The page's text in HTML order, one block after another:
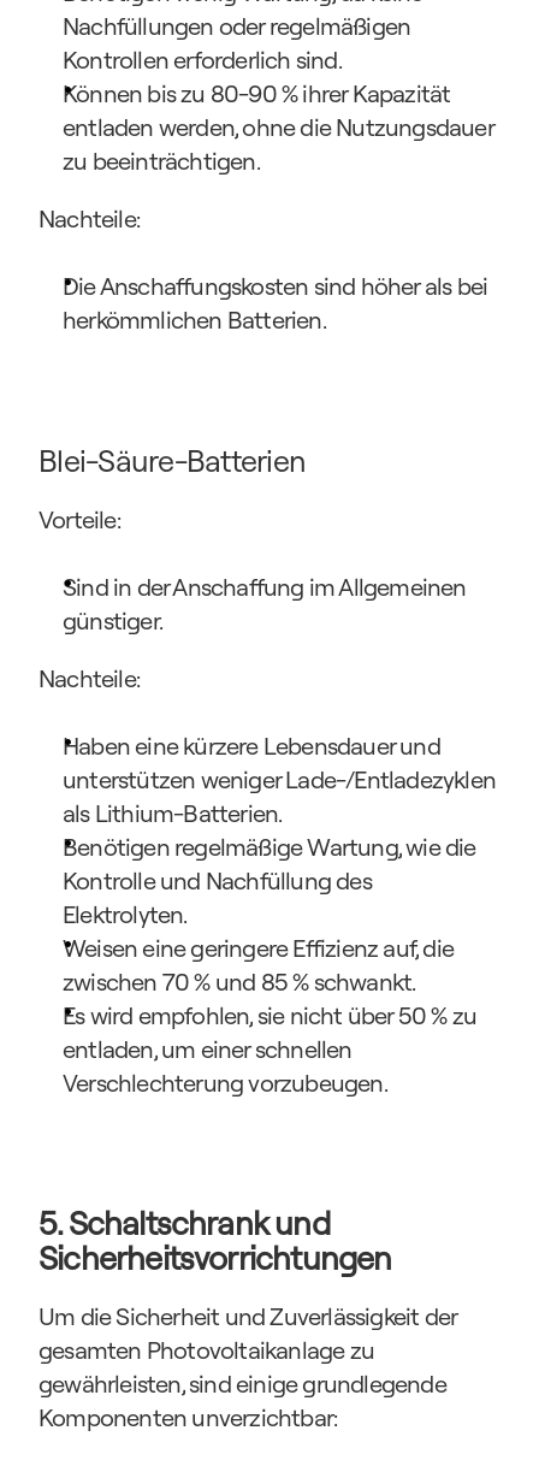
Nachfüllungen oder regelmäßigen
Kontrollen erforderlich sind.
Können bis zu 80-90 % ihrer Kapazität
entladen werden, ohne die Nutzungsdauer
zu beeinträchtigen.
Nachteile:
Die Anschaffungskosten sind höher als bei
herkömmlichen Batterien.
Blei-Säure-Batterien
Vorteile:
Sind in der Anschaffung im Allgemeinen
günstiger.
Nachteile:
Haben eine kürzere Lebensdauer und
unterstützen weniger Lade-/Entladezyklen
als Lithium-Batterien.
Benötigen regelmäßige Wartung, wie die
Kontrolle und Nachfüllung des
Elektrolyten.
Weisen eine geringere Effizienz auf, die
zwischen 70 % und 85 % schwankt.
Es wird empfohlen, sie nicht über 50 % zu
entladen, um einer schnellen
Verschlechterung vorzubeugen.​
5. Schaltschrank und
Sicherheitsvorrichtungen
Um die Sicherheit und Zuverlässigkeit der
gesamten Photovoltaikanlage zu
gewährleisten, sind einige grundlegende
Komponenten unverzichtbar: